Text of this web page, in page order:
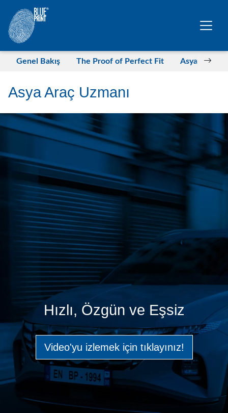
Ana içeriğe geç
Genel Bakış The Proof of Perfect Fit Asya
Asya Araç Uzmanı
Hızlı, Özgün ve Eşsiz
Video'yu izlemek için tıklayınız!